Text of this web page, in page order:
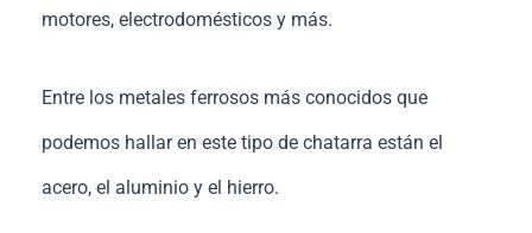
motores, electrodomésticos y más.
Entre los metales ferrosos más conocidos que
podemos hallar en este tipo de chatarra están el
acero, el aluminio y el hierro.